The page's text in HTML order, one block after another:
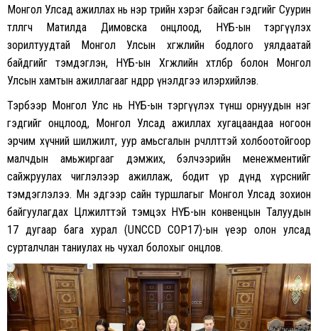
Монгол Улсад ажиллах нь нэр төрийн хэрэг байсан гэдгийг Суурин
төлөөлөгч Матилда Димовска онцлоод, НҮБ-ын тэргүүлэх
зорилтуудтай Монгол Улсын хөгжлийн бодлого уялдаатай
байдгийг тэмдэглэн, НҮБ-ын Хөгжлийн хөтөлбөр болон Монгол
Улсын хамтын ажиллагааг өндрөөр үнэлдгээ илэрхийлэв.
Тэрбээр Монгол Улс нь НҮБ-ын тэргүүлэх түнш орнуудын нэг
гэдгийг онцлоод, Монгол Улсад ажиллах хугацаандаа ногоон
эрчим хүчний шилжилт, уур амьсгалын өөрчлөлттэй холбоотойгоор
малчдын амьжиргааг дэмжих, бэлчээрийн менежментийг
сайжруулах чиглэлээр ажиллаж, бодит үр дүнд хүрснийг
тэмдэглэлээ. Мөн эдгээр сайн туршлагыг Монгол Улсад зохион
байгуулагдах Цөлжилттэй тэмцэх НҮБ-ын конвенцын Талуудын
17 дугаар бага хурал (UNCCD COP17)-ын үеэр олон улсад
сурталчлан таниулах нь чухал болохыг онцлов.